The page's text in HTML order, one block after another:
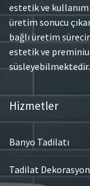
estetik ve
üretim sonucu
bağlı üretim
estetik ve
Hizmetler
Banyo Tadilatı
Tadilat Dekorasyon